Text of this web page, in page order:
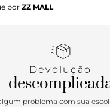
por ZZ MALL
Devolução
problema com sua